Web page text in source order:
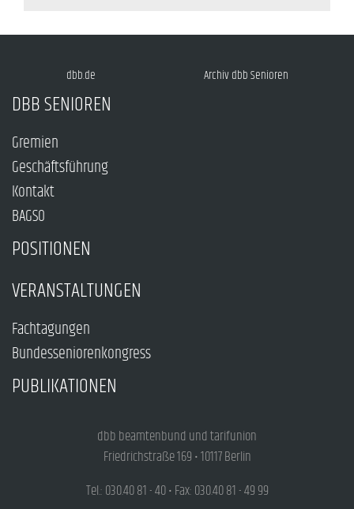
dbb.de Archiv dbb Senioren
DBB SENIOREN
Gremien
Geschäftsführung
Kontakt
BAGSO
POSITIONEN
VERANSTALTUNGEN
Fachtagungen
Bundesseniorenkongress
PUBLIKATIONEN
dbb beamtenbund und tarifunion
Friedrichstraße 169 • 10117 Berlin
Tel.: 030.40 81 - 40 • Fax: 030.40 81 - 49 99